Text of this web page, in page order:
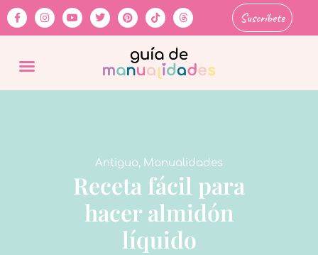
Suscríbete
Antiguo, Manualidades
Receta fácil para
hacer almidón
líquido